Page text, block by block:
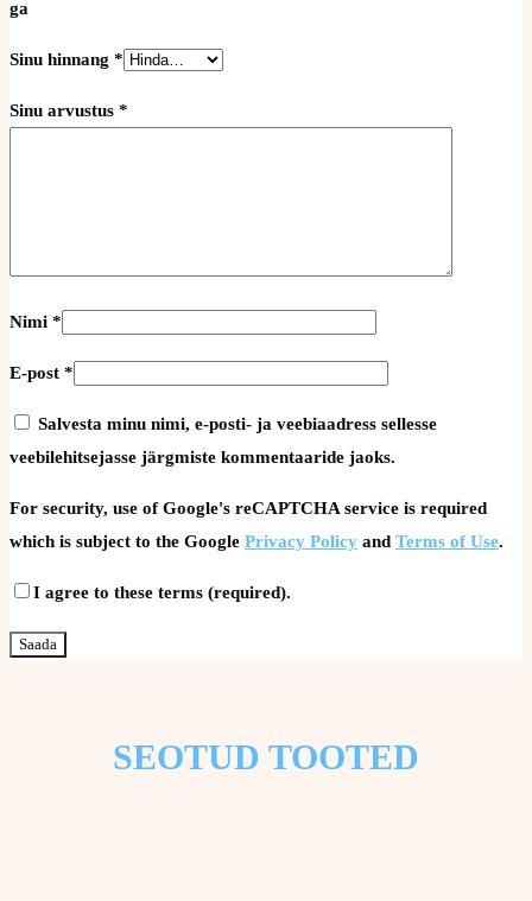
ga
Sinu hinnang *
Sinu arvustus *
Nimi *
E-post *
Salvesta minu nimi, e-posti- ja veebiaadress sellesse
veebilehitsejasse järgmiste kommentaaride jaoks.
For security, use of Google's reCAPTCHA service is required
which is subject to the Google Privacy Policy and Terms of Use.
I agree to these terms (required).
SEOTUD TOOTED